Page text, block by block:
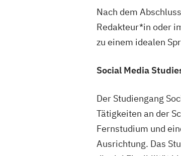
Nach dem
Redakteur*in oder
zu einem idealen
Social Media
Der Studiengang
Tätigkeiten an der
Fernstudium und
Ausrichtung. Das